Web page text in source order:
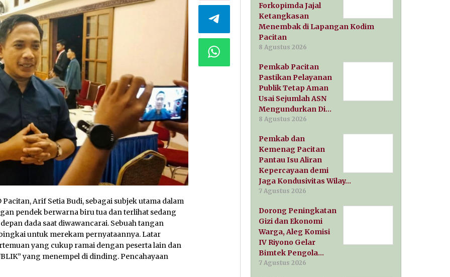
Arif Setia Budi, sebagai subjek utama dalam
pendek berwarna biru tua dan terlihat sedang
dada saat diwawancarai. Sebuah tangan
untuk merekam pernyataannya. Latar
yang cukup ramai dengan peserta lain dan
yang menempel di dinding. Pencahayaan
Forkopimda Jajal
Ketangkasan
Menembak di Lapangan Kodim
Pacitan
8 Agustus 2026
Pemkab Pacitan
Pastikan Pelayanan
Publik Tetap Aman
Usai Sejumlah ASN
Mengundurkan Di…
8 Agustus 2026
Pemkab dan
Kemenag Pacitan
Pantau Isu Aliran
Kepercayaan demi
Jaga Kondusivitas Wilay…
7 Agustus 2026
Dorong Peningkatan
Gizi dan Ekonomi
Warga, Aleg Komisi
IV Riyono Gelar
Bimtek Pengola…
7 Agustus 2026